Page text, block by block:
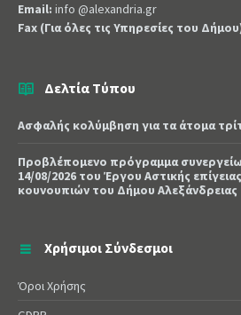
Email: info @alexandria.gr
Fax (Για όλες τις Υπηρεσίες του
Δελτία Τύπου
Ασφαλής κολύμβηση για τα άτομα
Προβλέπομενο πρόγραμμα
14/08/2026 του Έργου Αστικής
κουνουπιών του Δήμου Αλεξάνδρειας
Χρήσιμοι Σύνδεσμοι
Όροι Χρήσης